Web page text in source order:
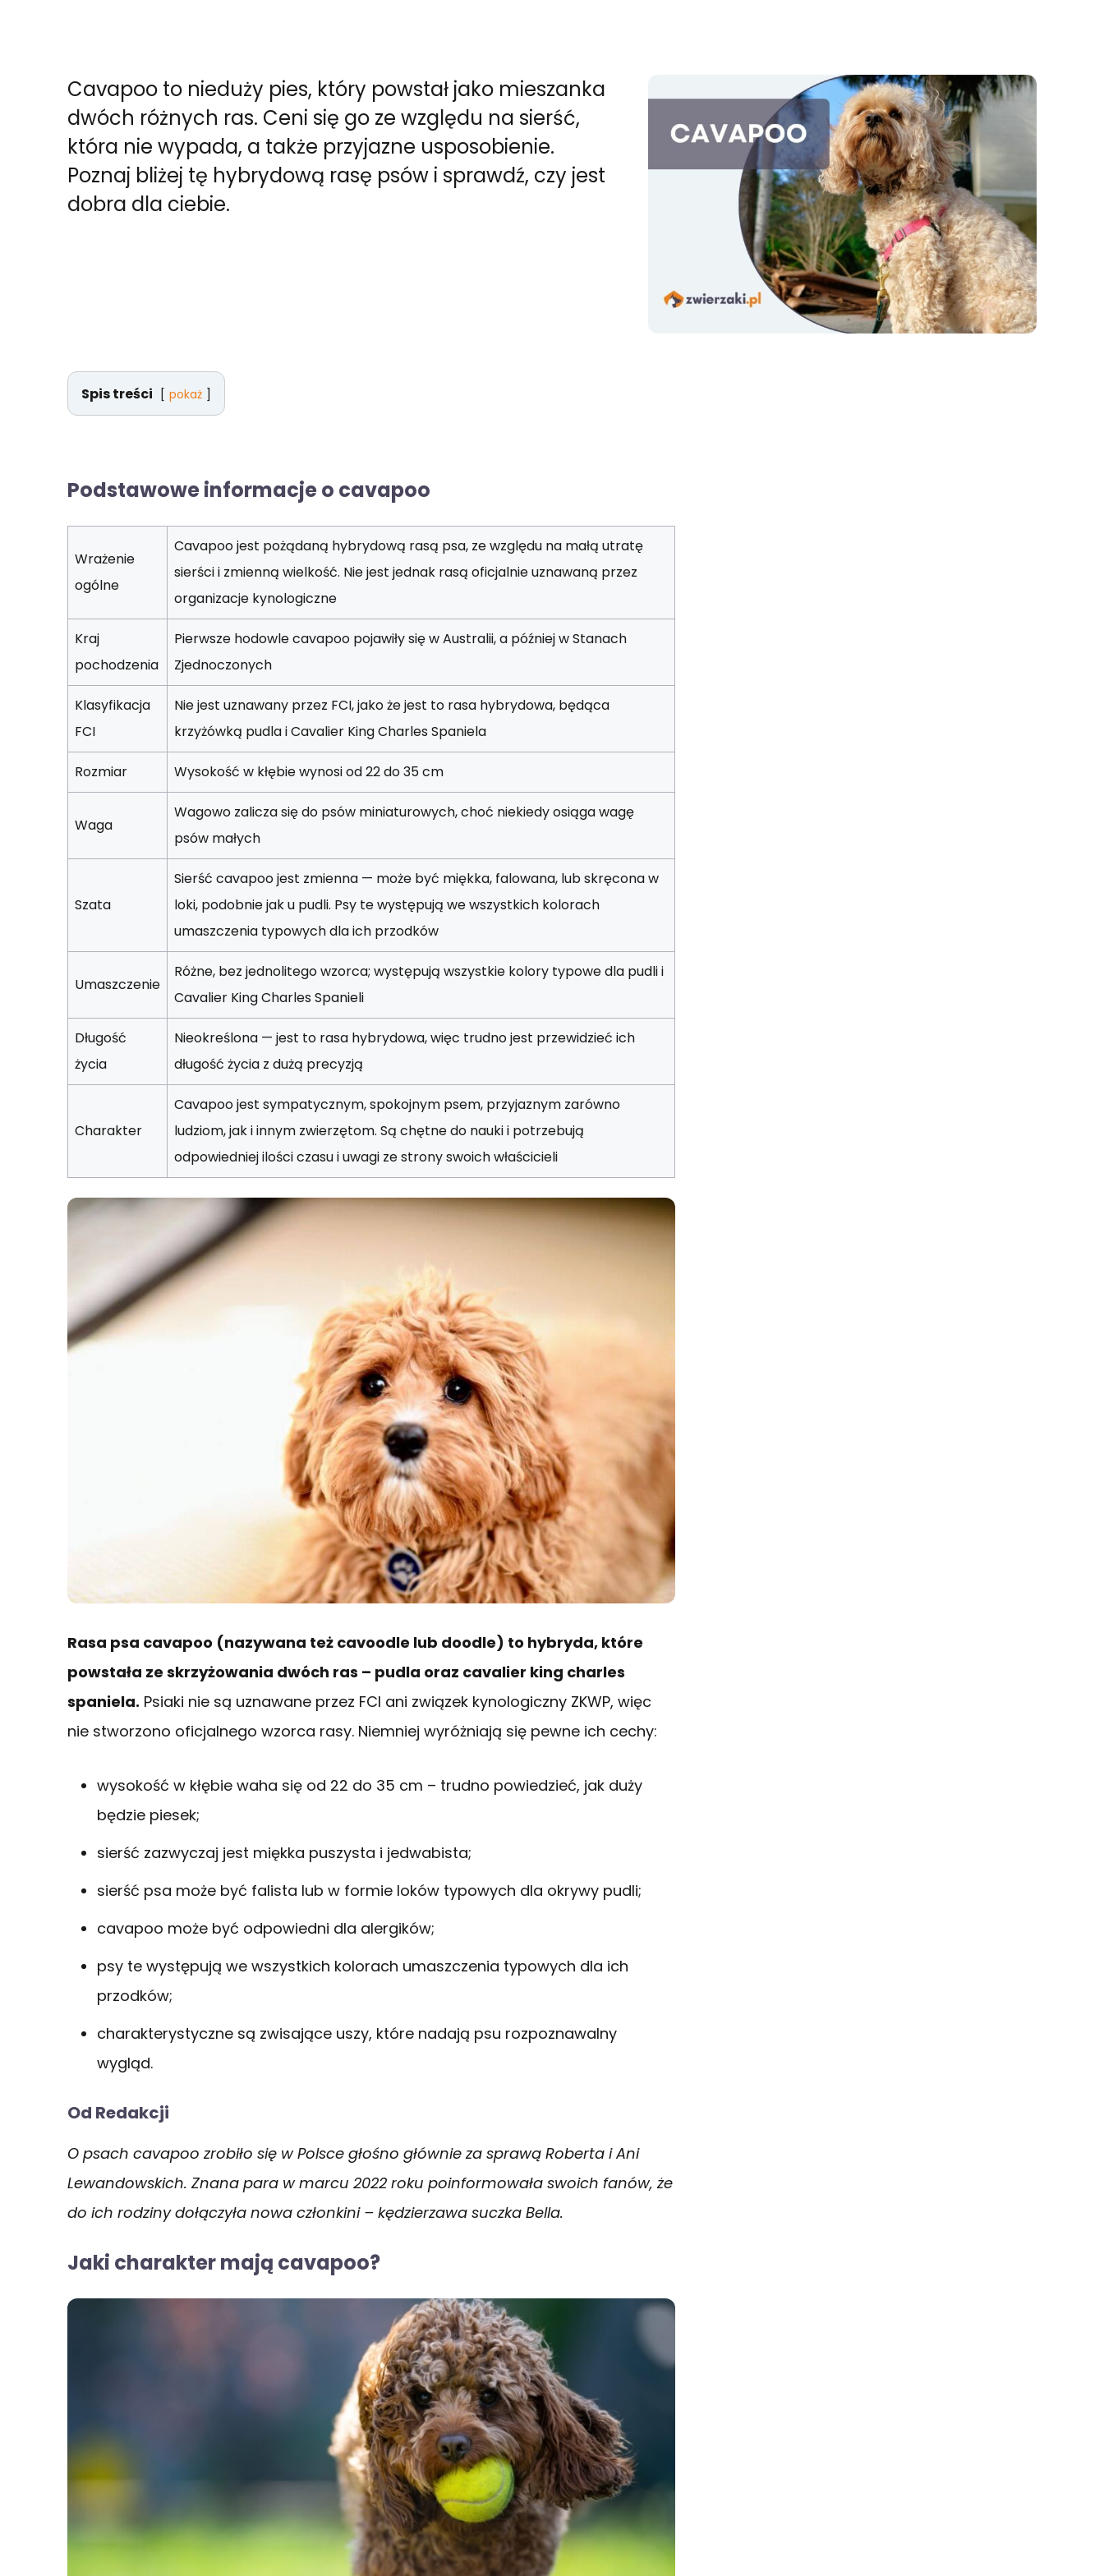
Cavapoo to nieduży pies, który powstał jako mieszanka
dwóch różnych ras. Ceni się go ze względu na sierść,
która nie wypada, a także przyjazne usposobienie.
Poznaj bliżej tę hybrydową rasę psów i sprawdź, czy jest
dobra dla ciebie.
Spis treści pokaż
Podstawowe informacje o cavapoo
Wrażenie
ogólne
Cavapoo jest pożądaną hybrydową rasą psa, ze względu na małą utratę
sierści i zmienną wielkość. Nie jest jednak rasą oficjalnie uznawaną przez
organizacje kynologiczne
Kraj
pochodzenia
Pierwsze hodowle cavapoo pojawiły się w Australii, a później w Stanach
Zjednoczonych
Klasyfikacja
FCI
Nie jest uznawany przez FCI, jako że jest to rasa hybrydowa, będąca
krzyżówką pudla i Cavalier King Charles Spaniela
Rozmiar Wysokość w kłębie wynosi od 22 do 35 cm
Waga
Wagowo zalicza się do psów miniaturowych, choć niekiedy osiąga wagę
psów małych
Szata
Sierść cavapoo jest zmienna — może być miękka, falowana, lub skręcona w
loki, podobnie jak u pudli. Psy te występują we wszystkich kolorach
umaszczenia typowych dla ich przodków
Umaszczenie
Różne, bez jednolitego wzorca; występują wszystkie kolory typowe dla pudli i
Cavalier King Charles Spanieli
Długość
życia
Nieokreślona — jest to rasa hybrydowa, więc trudno jest przewidzieć ich
długość życia z dużą precyzją
Charakter
Cavapoo jest sympatycznym, spokojnym psem, przyjaznym zarówno
ludziom, jak i innym zwierzętom. Są chętne do nauki i potrzebują
odpowiedniej ilości czasu i uwagi ze strony swoich właścicieli
Rasa psa cavapoo (nazywana też cavoodle lub doodle) to hybryda, które
powstała ze skrzyżowania dwóch ras – pudla oraz cavalier king charles
spaniela. Psiaki nie są uznawane przez FCI ani związek kynologiczny ZKWP, więc
nie stworzono oficjalnego wzorca rasy. Niemniej wyróżniają się pewne ich cechy:
wysokość w kłębie waha się od 22 do 35 cm – trudno powiedzieć, jak duży
będzie piesek;
sierść zazwyczaj jest miękka puszysta i jedwabista;
sierść psa może być falista lub w formie loków typowych dla okrywy pudli;
cavapoo może być odpowiedni dla alergików;
psy te występują we wszystkich kolorach umaszczenia typowych dla ich
przodków;
charakterystyczne są zwisające uszy, które nadają psu rozpoznawalny
wygląd.
Od Redakcji
O psach cavapoo zrobiło się w Polsce głośno głównie za sprawą Roberta i Ani
Lewandowskich. Znana para w marcu 2022 roku poinformowała swoich fanów, że
do ich rodziny dołączyła nowa członkini – kędzierzawa suczka Bella.
Jaki charakter mają cavapoo?